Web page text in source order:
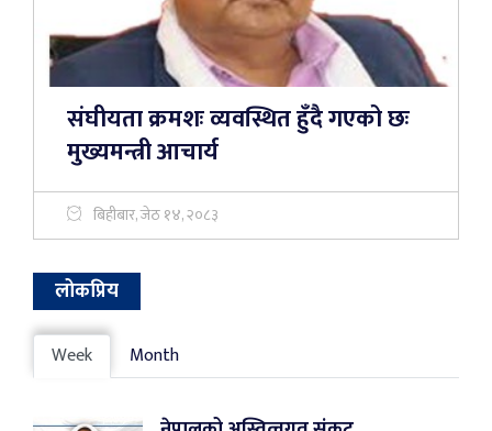
संघीयता क्रमशः व्यवस्थित हुँदै गएको छः
मुख्यमन्त्री आचार्य
बिहीबार, जेठ १४, २०८३
लोकप्रिय
Week Month